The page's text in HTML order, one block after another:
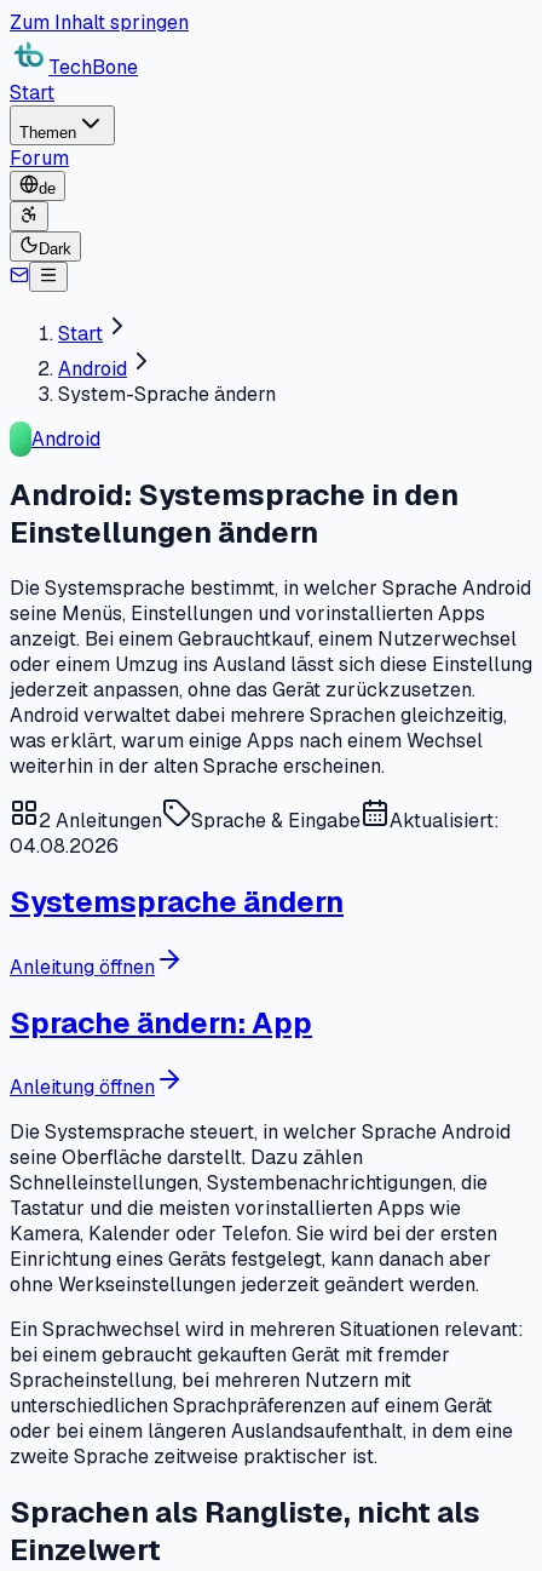
Zum Inhalt springen
TechBone
Start
Themen
Forum
de
Dark
Start
Android
System-Sprache ändern
Android
Android: Systemsprache in den
Einstellungen ändern
Die Systemsprache bestimmt, in welcher Sprache Android
seine Menüs, Einstellungen und vorinstallierten Apps
anzeigt. Bei einem Gebrauchtkauf, einem Nutzerwechsel
oder einem Umzug ins Ausland lässt sich diese Einstellung
jederzeit anpassen, ohne das Gerät zurückzusetzen.
Android verwaltet dabei mehrere Sprachen gleichzeitig,
was erklärt, warum einige Apps nach einem Wechsel
weiterhin in der alten Sprache erscheinen.
2Anleitungen Sprache & Eingabe
Aktualisiert:
04.08.2026
Systemsprache ändern
Anleitung öffnen
Sprache ändern: App
Anleitung öffnen
Die Systemsprache steuert, in welcher Sprache Android
seine Oberfläche darstellt. Dazu zählen
Schnelleinstellungen, Systembenachrichtigungen, die
Tastatur und die meisten vorinstallierten Apps wie
Kamera, Kalender oder Telefon. Sie wird bei der ersten
Einrichtung eines Geräts festgelegt, kann danach aber
ohne Werkseinstellungen jederzeit geändert werden.
Ein Sprachwechsel wird in mehreren Situationen relevant:
bei einem gebraucht gekauften Gerät mit fremder
Spracheinstellung, bei mehreren Nutzern mit
unterschiedlichen Sprachpräferenzen auf einem Gerät
oder bei einem längeren Auslandsaufenthalt, in dem eine
zweite Sprache zeitweise praktischer ist.
Sprachen als Rangliste, nicht als
Einzelwert